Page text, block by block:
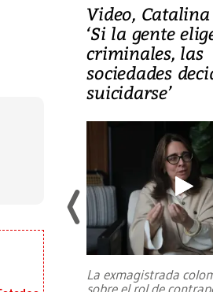
Video,
‘Si la gente
criminales, las
sociedades
suicidarse’
La exmagistrada
sobre el rol de